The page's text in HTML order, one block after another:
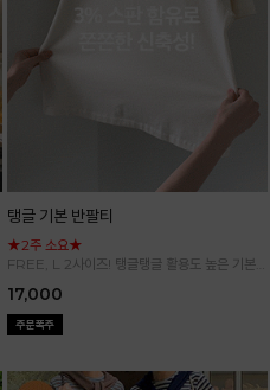
탱글 기본 반팔티
★2주 소요★
FREE, L 2사이즈! 탱글탱글 활용도 높은 기본
17,000